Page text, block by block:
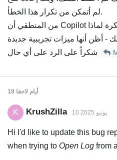
لم أتمكن من تكرار هذا الخطأ.
من المنطقي أن Copilot هو السبب لكن ليس لدي أي فكرة لماذا
18 أيام لاحقا
K KrushZilla 10 يونيو 2025
Hi I'd like to update this bug
when trying to Open Log from